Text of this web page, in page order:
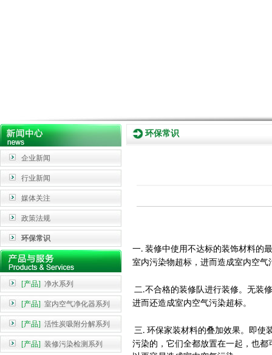
企业新闻
行业新闻
媒体关注
政策法规
环保常识
[产品] 净水系列
[产品] 室内空气净化器系列
[产品] 活性炭吸附分解系列
[产品] 装修污染检测系列
环保常识
一. 装修中使用不达标的装饰材料的
室内污染物超标，进而造成室内空气
二.不合格的装修队进行装修。无装
进而还造成室内空气污染超标。
三. 环保家装材料的叠加效果。即使
污染的，它们全都放置在一起，也